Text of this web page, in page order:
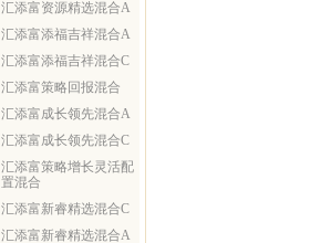
汇添富资源精选混合A
汇添富添福吉祥混合A
汇添富添福吉祥混合C
汇添富策略回报混合
汇添富成长领先混合A
汇添富成长领先混合C
汇添富策略增长灵活配
置混合
汇添富新睿精选混合C
汇添富新睿精选混合A